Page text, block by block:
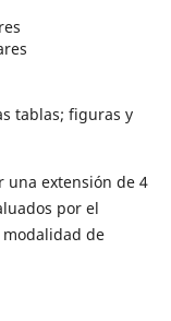
tablas; figuras y
una extensión de 4
por el
de